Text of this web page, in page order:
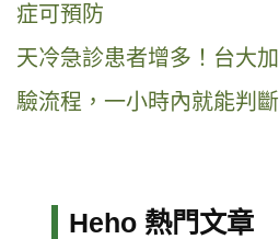
症可預防
天冷急診患者增多！台大
驗流程，一小時內就能判斷
Heho 熱門文章